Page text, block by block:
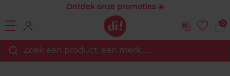
Ontdek onze promoties ☀️
0
Zoek een product, een merk…...